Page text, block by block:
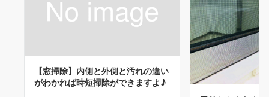
【窓掃除】内側と外側と汚れの違い
がわかれば時短掃除ができますよ♪